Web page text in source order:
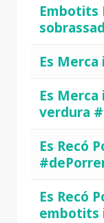
Embotits
Es
Es
verdura
Es Recó
Es Recó
embotits